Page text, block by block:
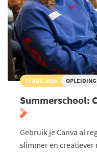
17 AUG 2026 OPLEIDING
Summerschool:
Gebruik je Canva al
slimmer en creatiever